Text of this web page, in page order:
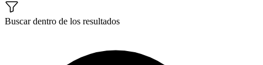
Buscar dentro de los resultados